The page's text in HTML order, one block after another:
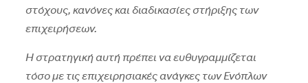
στόχους, κανόνες και διαδικασίες στήριξης των
επιχειρήσεων.
Η στρατηγική αυτή πρέπει να ευθυγραμμίζεται
τόσο με τις επιχειρησιακές ανάγκες των Ενόπλων